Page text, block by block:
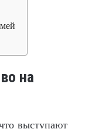
на
выступают